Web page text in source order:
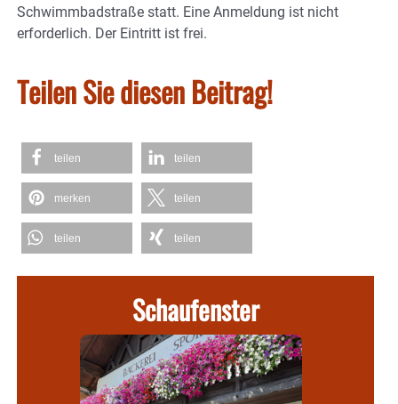
Schwimmbadstraße statt. Eine Anmeldung ist nicht
erforderlich. Der Eintritt ist frei.
Teilen Sie diesen Beitrag!
teilen teilen
merken teilen
teilen teilen
Schaufenster